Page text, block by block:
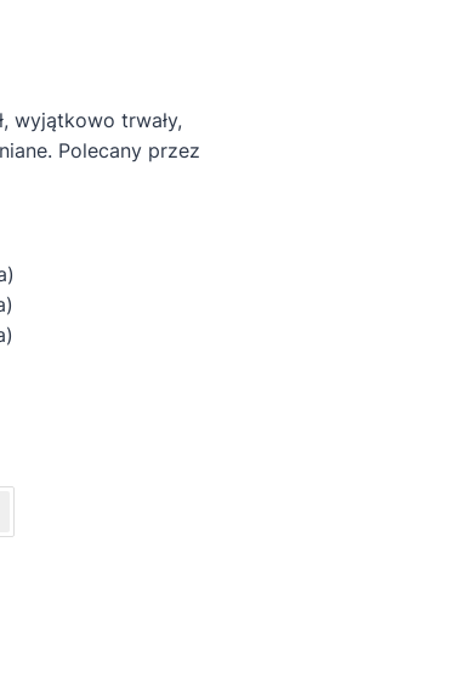
wyjątkowo trwały,
Polecany przez